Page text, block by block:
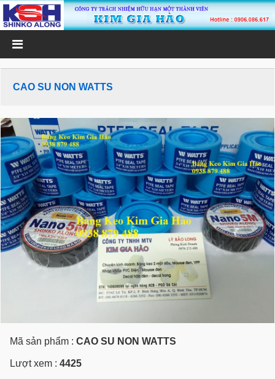
CAO SU NON WATTS
Mã sản phẩm : CAO SU NON WATTS
Lượt xem : 4425